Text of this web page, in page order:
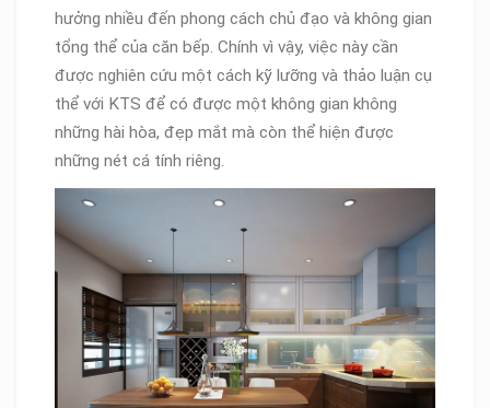
hưởng nhiều đến phong cách chủ đạo và không gian
tổng thể của căn bếp. Chính vì vậy, việc này cần
được nghiên cứu một cách kỹ lưỡng và thảo luận cụ
thể với KTS để có được một không gian không
những hài hòa, đẹp mắt mà còn thể hiện được
những nét cá tính riêng.